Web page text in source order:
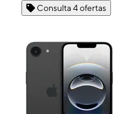
Consulta 4 ofertas